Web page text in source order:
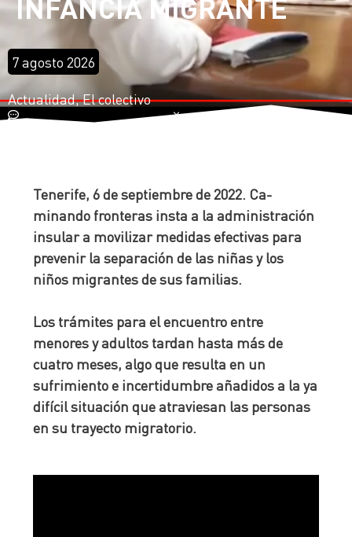
INFANCIA MIGRANTE
7 agosto 2026
Actualidad,El colectivo
Tenerife, 6 de septiembre de 2022. Ca-
minando fronteras insta a la administración
insular a movilizar medidas efectivas para
prevenir la separación de las niñas y los
niños migrantes de sus familias.
Los trámites para el encuentro entre
menores y adultos tardan hasta más de
cuatro meses, algo que resulta en un
sufrimiento e incertidumbre añadidos a la ya
difícil situación que atraviesan las personas
en su trayecto migratorio.